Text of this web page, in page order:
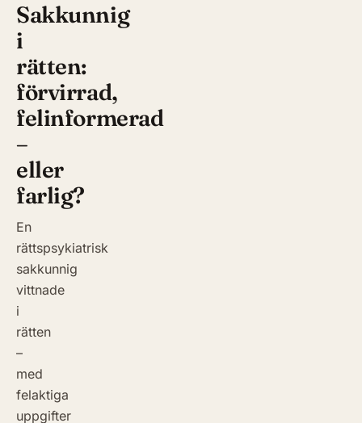
Sakkunnig
i
rätten:
förvirrad,
felinformerad
–
eller
farlig?
En
rättspsykiatrisk
sakkunnig
vittnade
i
rätten
–
med
felaktiga
uppgifter